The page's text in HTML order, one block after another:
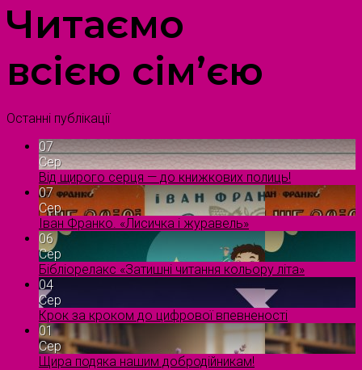
Читаємо
всією сім’єю
Останні публікації
07
Сер
Від щирого серця — до книжкових полиць!
07
Сер
Іван Франко. «Лисичка і журавель»
06
Сер
Бібліорелакс «Затишні читання кольору літа»
04
Сер
Крок за кроком до цифрової впевненості
01
Сер
Щира подяка нашим добродійникам!